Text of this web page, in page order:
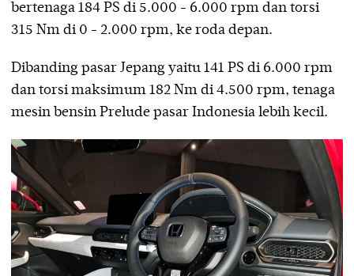
bertenaga 184 PS di 5.000 - 6.000 rpm dan torsi
315 Nm di 0 - 2.000 rpm, ke roda depan.
Dibanding pasar Jepang yaitu 141 PS di 6.000 rpm
dan torsi maksimum 182 Nm di 4.500 rpm, tenaga
mesin bensin Prelude pasar Indonesia lebih kecil.